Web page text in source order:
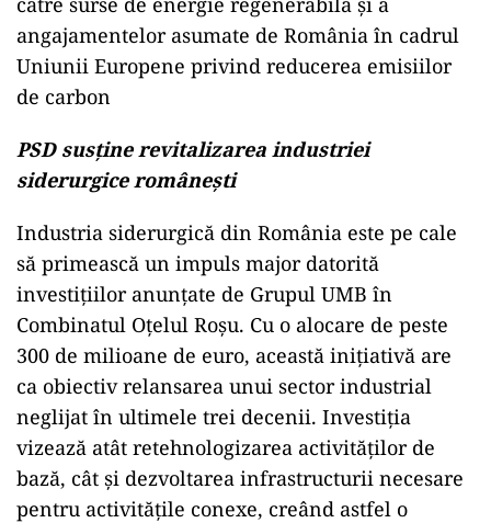
angajamentelor asumate de România în cadrul
Uniunii Europene privind reducerea emisiilor
de carbon
PSD susține revitalizarea industriei
siderurgice românești
Industria siderurgică din România este pe cale
să primească un impuls major datorită
investițiilor anunțate de Grupul UMB în
Combinatul Oțelul Roșu. Cu o alocare de peste
300 de milioane de euro, această inițiativă are
ca obiectiv relansarea unui sector industrial
neglijat în ultimele trei decenii. Investiția
vizează atât retehnologizarea activităților de
bază, cât și dezvoltarea infrastructurii necesare
pentru activitățile conexe, creând astfel o